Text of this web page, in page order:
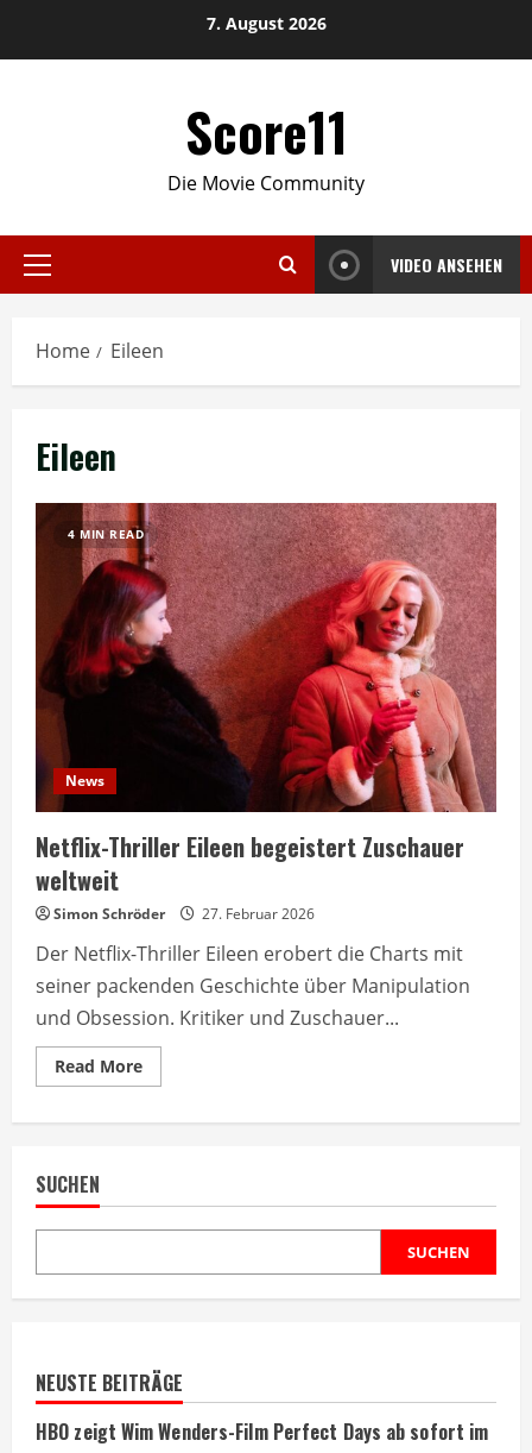
7. August 2026
Score11
Die Movie Community
Primary
VIDEO ANSEHEN
Home Eileen
Eileen
4 MIN READ
News
Netflix-Thriller Eileen begeistert Zuschauer
weltweit
Simon Schröder 27. Februar 2026
Der Netflix-Thriller Eileen erobert die Charts mit
seiner packenden Geschichte über Manipulation
und Obsession. Kritiker und Zuschauer...
Read MoreRead
more
SUCHEN
SUCHEN
NEUSTE BEITRÄGE
HBO zeigt Wim Wenders-Film Perfect Days ab sofort im